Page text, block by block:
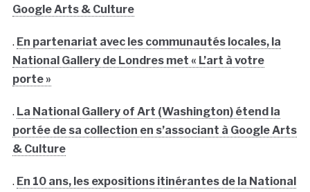
Google Arts & Culture
. En partenariat avec les communautés locales, la
National Gallery de Londres met « L’art à votre
porte »
. La National Gallery of Art (Washington) étend la
portée de sa collection en s’associant à Google Arts
& Culture
. En 10 ans, les expositions itinérantes de la National